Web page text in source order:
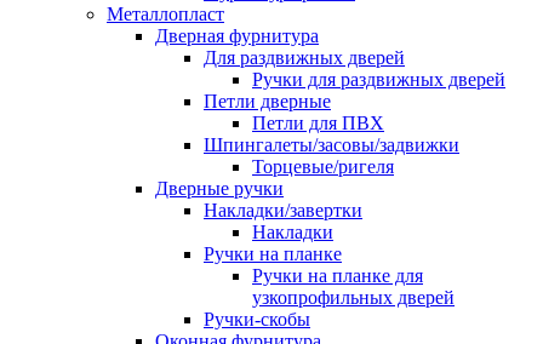
Металлопласт
Дверная фурнитура
Для раздвижных дверей
Ручки для раздвижных дверей
Петли дверные
Петли для ПВХ
Шпингалеты/засовы/задвижки
Торцевые/ригеля
Дверные ручки
Накладки/завертки
Накладки
Ручки на планке
Ручки на планке для
узкопрофильных дверей
Ручки-скобы